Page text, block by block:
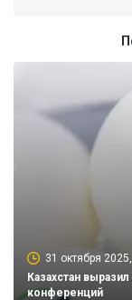
31 октября
Казахстан
конференций